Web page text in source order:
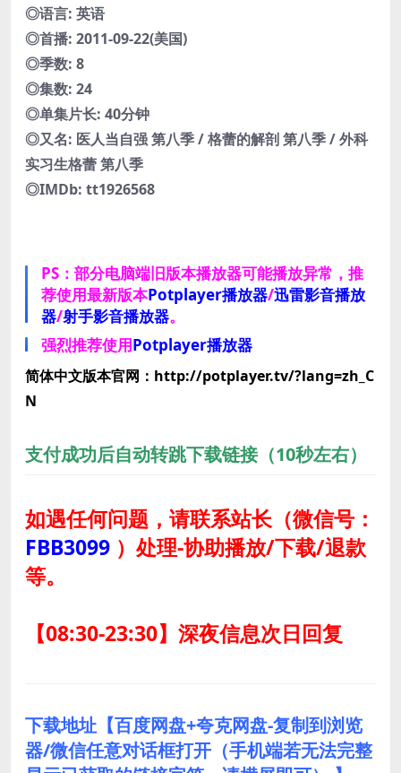
◎语言: 英语
◎首播: 2011-09-22(美国)
◎季数: 8
◎集数: 24
◎单集片长: 40分钟
◎又名: 医人当自强 第八季 / 格蕾的解剖 第八季 / 外科
实习生格蕾 第八季
◎IMDb: tt1926568
PS：部分电脑端旧版本播放器可能播放异常，推
荐使用最新版本Potplayer播放器/迅雷影音播放
器/射手影音播放器。
强烈推荐使用Potplayer播放器
简体中文版本官网：http://potplayer.tv/?lang=zh_C
N
支付成功后自动转跳下载链接（10秒左右）
如遇任何问题，请联系站长（微信号：
FBB3099 ） 处理-协助播放/下载/退款
等。
【08:30-23:30】深夜信息次日回复
下载地址【百度网盘+夸克网盘-复制到浏览
器/微信任意对话框打开（手机端若无法完整